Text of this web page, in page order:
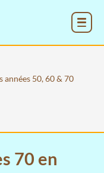
50, 60 & 70
70 en